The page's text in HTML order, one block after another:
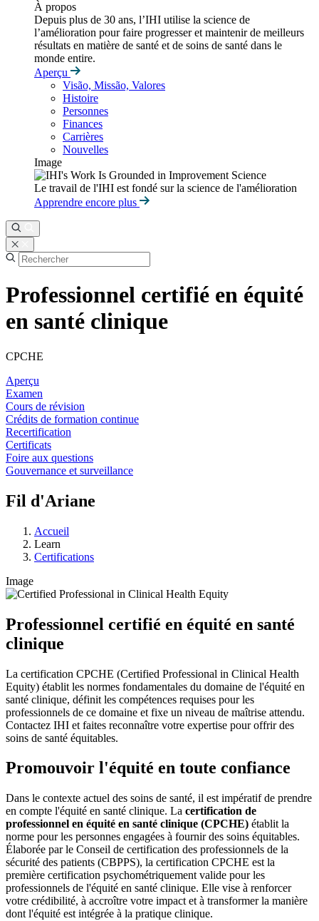
À propos
Depuis plus de 30 ans, l’IHI utilise la science de
l’amélioration pour faire progresser et maintenir de meilleurs
résultats en matière de santé et de soins de santé dans le
monde entire.
Aperçu
Visão, Missão, Valores
Histoire
Personnes
Finances
Carrières
Nouvelles
Image
Le travail de l'IHI est fondé sur la science de l'amélioration
Apprendre encore plus
Professionnel certifié en équité
en santé clinique
CPCHE
Aperçu
Examen
Cours de révision
Crédits de formation continue
Recertification
Certificats
Foire aux questions
Gouvernance et surveillance
Fil d'Ariane
Accueil
Learn
Certifications
Image
Professionnel certifié en équité en santé
clinique
La certification CPCHE (Certified Professional in Clinical Health
Equity) établit les normes fondamentales du domaine de l'équité en
santé clinique, définit les compétences requises pour les
professionnels de ce domaine et fixe un niveau de maîtrise attendu.
Contactez IHI et faites reconnaître votre expertise pour offrir des
soins de santé équitables.
Promouvoir l'équité en toute confiance
Dans le contexte actuel des soins de santé, il est impératif de prendre
en compte l'équité en santé clinique. La certification de
professionnel en équité en santé clinique (CPCHE) établit la
norme pour les personnes engagées à fournir des soins équitables.
Élaborée par le Conseil de certification des professionnels de la
sécurité des patients (CBPPS), la certification CPCHE est la
première certification psychométriquement valide pour les
professionnels de l'équité en santé clinique. Elle vise à renforcer
votre crédibilité, à accroître votre impact et à transformer la manière
dont l'équité est intégrée à la pratique clinique.